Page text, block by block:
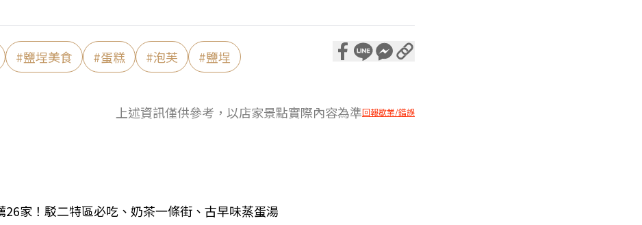
#鹽埕美食 #蛋糕 #泡芙 #鹽埕
上述資訊僅供參考，以店家景點實際內容為準回報歇業/錯誤
26家！駁二特區必吃、奶茶一條街、古早味蒸蛋湯